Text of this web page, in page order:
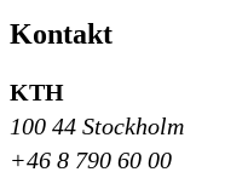
Kontakt
KTH
100 44 Stockholm
+46 8 790 60 00